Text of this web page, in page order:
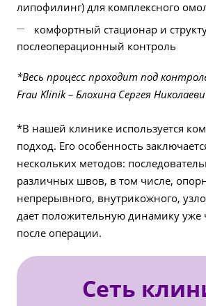
липофилинг) для комплексного
комфортный стационар и
послеоперационный контроль
*Весь процесс проходит под
Frau Klinik – Блохина Сергея
*В нашей клинике используется
подход. Его особенность
нескольких методов:
различных швов, в том числе,
непрерывного, внутрикожного,
дает положительную динамику уже
после операции.
Сеть